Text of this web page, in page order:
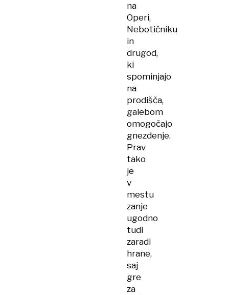
na
Operi,
Nebotičniku
in
drugod,
ki
spominjajo
na
prodišča,
galebom
omogočajo
gnezdenje.
Prav
tako
je
v
mestu
zanje
ugodno
tudi
zaradi
hrane,
saj
gre
za